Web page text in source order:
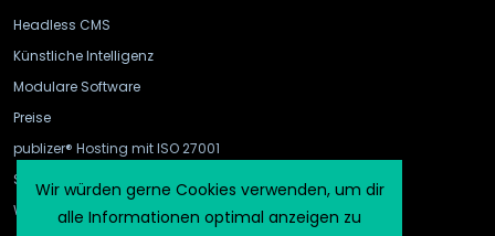
Headless CMS
Künstliche Intelligenz
Modulare Software
Preise
publizer® Hosting mit ISO 27001
Schnittstellen
WebHook und API Gateway
Wir würden gerne Cookies verwenden, um dir
alle Informationen optimal anzeigen zu